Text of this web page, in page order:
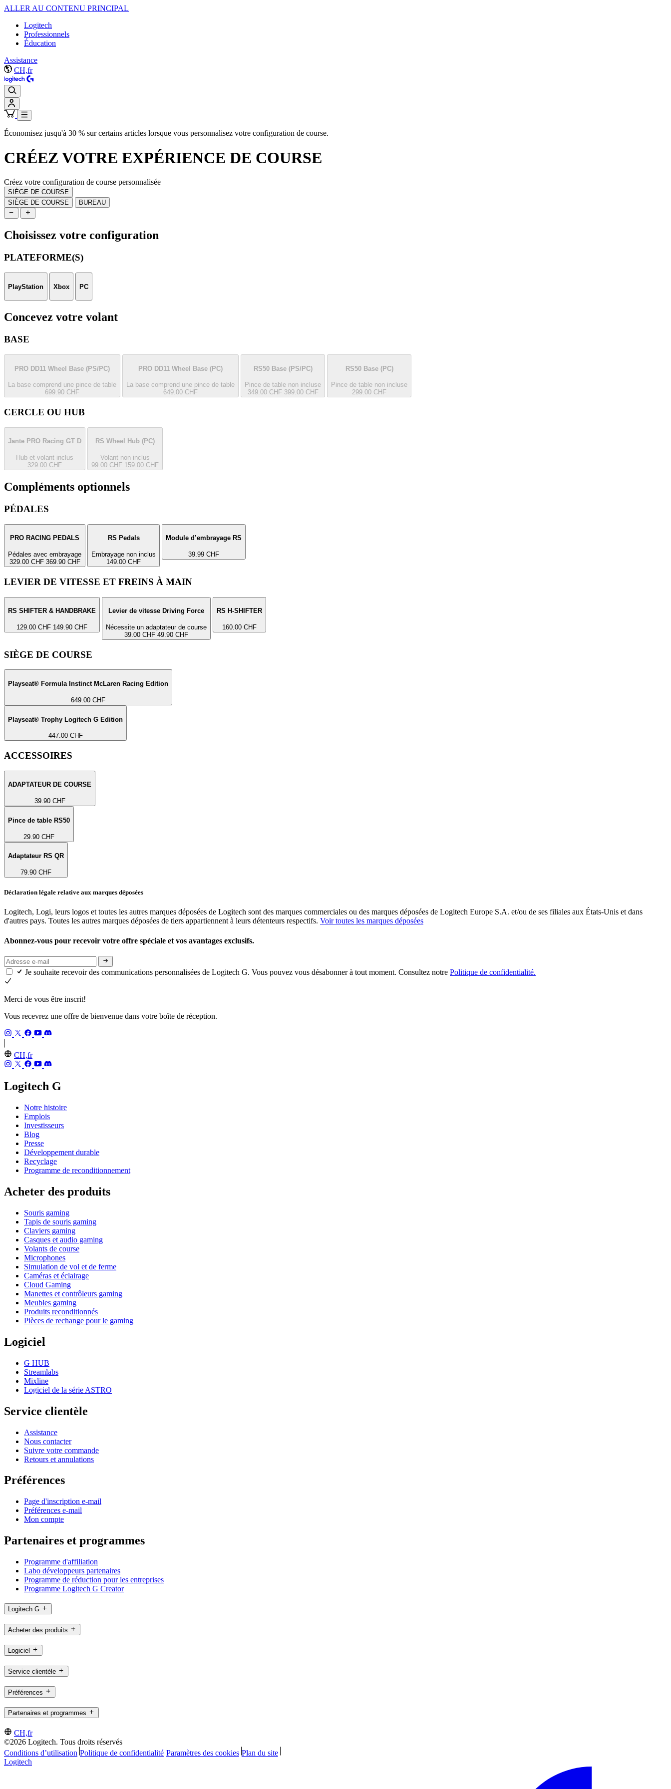
ALLER AU CONTENU PRINCIPAL
Logitech
Professionnels
Éducation
Assistance
CH,fr
Économisez jusqu'à 30 % sur certains articles lorsque vous personnalisez votre configuration de course.
CRÉEZ VOTRE EXPÉRIENCE DE COURSE
Créez votre configuration de course personnalisée
SIÈGE DE COURSE
SIÈGE DE COURSE
BUREAU
Choisissez votre configuration
PLATEFORME(S)
PlayStation Xbox PC
Concevez votre volant
BASE
PRO DD11 Wheel Base (PS/PC)
La base comprend une pince de table
699.90 CHF
PRO DD11 Wheel Base (PC)
La base comprend une pince de table
649.00 CHF
RS50 Base (PS/PC)
Pince de table non incluse
349.00 CHF 399.00 CHF
RS50 Base (PC)
Pince de table non incluse
299.00 CHF
CERCLE OU HUB
Jante PRO Racing GT D
Hub et volant inclus
329.00 CHF
RS Wheel Hub (PC)
Volant non inclus
99.00 CHF 159.00 CHF
Compléments optionnels
PÉDALES
PRO RACING PEDALS
Pédales avec embrayage
329.00 CHF 369.90 CHF
RS Pedals
Embrayage non inclus
149.00 CHF
Module d’embrayage RS
39.99 CHF
LEVIER DE VITESSE ET FREINS À MAIN
RS SHIFTER & HANDBRAKE
129.00 CHF 149.90 CHF
Levier de vitesse Driving Force
Nécessite un adaptateur de course
39.00 CHF 49.90 CHF
RS H-SHIFTER
160.00 CHF
SIÈGE DE COURSE
Playseat® Formula Instinct McLaren Racing Edition
649.00 CHF
Playseat® Trophy Logitech G Edition
447.00 CHF
ACCESSOIRES
ADAPTATEUR DE COURSE
39.90 CHF
Pince de table RS50
29.90 CHF
Adaptateur RS QR
79.90 CHF
Déclaration légale relative aux marques déposées
Logitech, Logi, leurs logos et toutes les autres marques déposées de Logitech sont des marques commerciales ou des marques déposées de Logitech Europe S.A. et/ou de ses filiales aux États-Unis et dans
d'autres pays. Toutes les autres marques déposées de tiers appartiennent à leurs détenteurs respectifs. Voir toutes les marques déposées
Abonnez-vous pour recevoir votre offre spéciale et vos avantages exclusifs.
Je souhaite recevoir des communications personnalisées de Logitech G. Vous pouvez vous désabonner à tout moment. Consultez notre Politique de confidentialité.
Merci de vous être inscrit!
Vous recevrez une offre de bienvenue dans votre boîte de réception.
CH,fr
Logitech G
Notre histoire
Emplois
Investisseurs
Blog
Presse
Développement durable
Recyclage
Programme de reconditionnement
Acheter des produits
Souris gaming
Tapis de souris gaming
Claviers gaming
Casques et audio gaming
Volants de course
Microphones
Simulation de vol et de ferme
Caméras et éclairage
Cloud Gaming
Manettes et contrôleurs gaming
Meubles gaming
Produits reconditionnés
Pièces de rechange pour le gaming
Logiciel
G HUB
Streamlabs
Mixline
Logiciel de la série ASTRO
Service clientèle
Assistance
Nous contacter
Suivre votre commande
Retours et annulations
Préférences
Page d'inscription e-mail
Préférences e-mail
Mon compte
Partenaires et programmes
Programme d'affiliation
Labo développeurs partenaires
Programme de réduction pour les entreprises
Programme Logitech G Creator
Logitech G
Acheter des produits
Logiciel
Service clientèle
Préférences
Partenaires et programmes
CH,fr
©2026 Logitech. Tous droits réservés
Conditions d’utilisation Politique de confidentialité Paramètres des cookies Plan du site
Logitech